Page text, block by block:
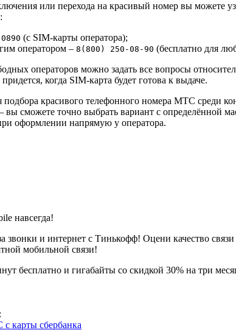
или перехода на красивый номер вы можете
0890 (с SIM-карты оператора);
оператором – 8(800) 250-08-90 (бесплатно для
операторов можно задать все вопросы
когда SIM-карта будет готова к выдаче.
подбора красивого телефонного номера МТС среди
вы сможете точно выбрать вариант с определённой
оформлении напрямую у оператора.
навсегда!
звонки и интернет с Тинькофф! Оцени качество
мобильной связи!
бесплатно и гигабайты со скидкой 30% на три